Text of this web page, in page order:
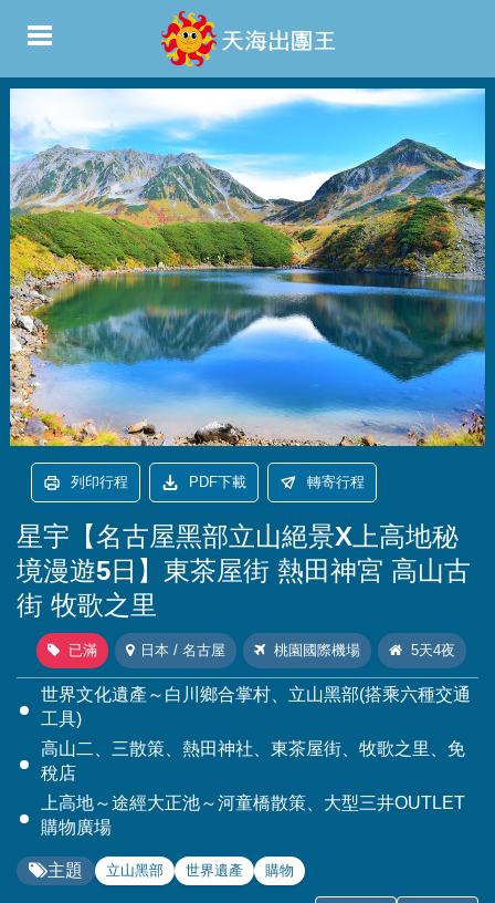
列印行程 PDF下載 轉寄行程
星宇【名古屋黑部立山絕景X上高地秘
境漫遊5日】東茶屋街 熱田神宮 高山古
街 牧歌之里
已滿 日本 / 名古屋 桃園國際機場 5天4夜
世界文化遺產～白川鄉合掌村、立山黑部(搭乘六種交通
工具)
高山二、三散策、熱田神社、東茶屋街、牧歌之里、免
稅店
上高地～途經大正池～河童橋散策、大型三井OUTLET
購物廣場
主題 立山黑部 世界遺產 購物